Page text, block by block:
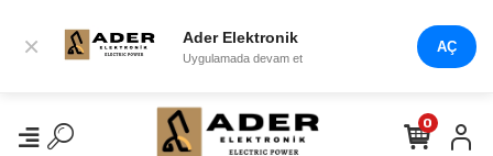
× Ader Elektronik
Uygulamada devam et
AÇ
0